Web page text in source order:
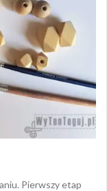
Pierwszy etap